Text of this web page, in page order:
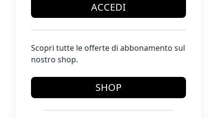
ACCEDI
Scopri tutte le offerte di abbonamento sul
nostro shop.
SHOP